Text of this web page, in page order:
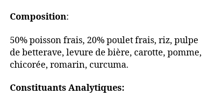
Composition:
50% poisson frais, 20% poulet frais, riz, pulpe
de betterave, levure de bière, carotte, pomme,
chicorée, romarin, curcuma.
Constituants Analytiques: